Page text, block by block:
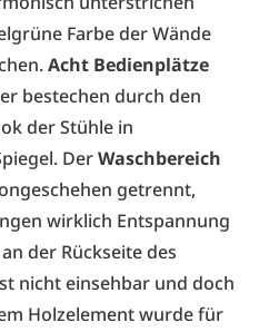
Farbe der Wände
Acht Bedienplätze
bestechen durch den
der Stühle in
DerWaschbereich
getrennt,
wirklich Entspannung
an der Rückseite des
nicht einsehbar und doch
Holzelement wurde für